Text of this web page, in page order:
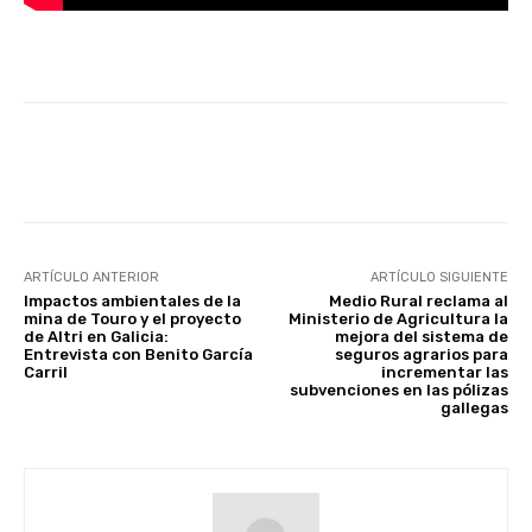
ARTÍCULO ANTERIOR
Impactos ambientales de la
mina de Touro y el proyecto
de Altri en Galicia:
Entrevista con Benito García
Carril
ARTÍCULO SIGUIENTE
Medio Rural reclama al
Ministerio de Agricultura la
mejora del sistema de
seguros agrarios para
incrementar las
subvenciones en las pólizas
gallegas